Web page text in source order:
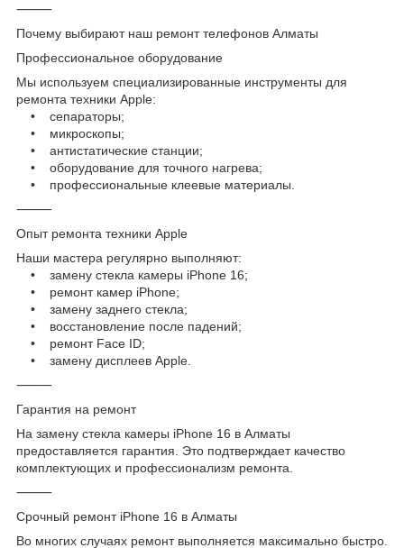
⸻
Почему выбирают наш ремонт телефонов Алматы
Профессиональное оборудование
Мы используем специализированные инструменты для
ремонта техники Apple:
• сепараторы;
• микроскопы;
• антистатические станции;
• оборудование для точного нагрева;
• профессиональные клеевые материалы.
⸻
Опыт ремонта техники Apple
Наши мастера регулярно выполняют:
• замену стекла камеры iPhone 16;
• ремонт камер iPhone;
• замену заднего стекла;
• восстановление после падений;
• ремонт Face ID;
• замену дисплеев Apple.
⸻
Гарантия на ремонт
На замену стекла камеры iPhone 16 в Алматы
предоставляется гарантия. Это подтверждает качество
комплектующих и профессионализм ремонта.
⸻
Срочный ремонт iPhone 16 в Алматы
Во многих случаях ремонт выполняется максимально быстро.